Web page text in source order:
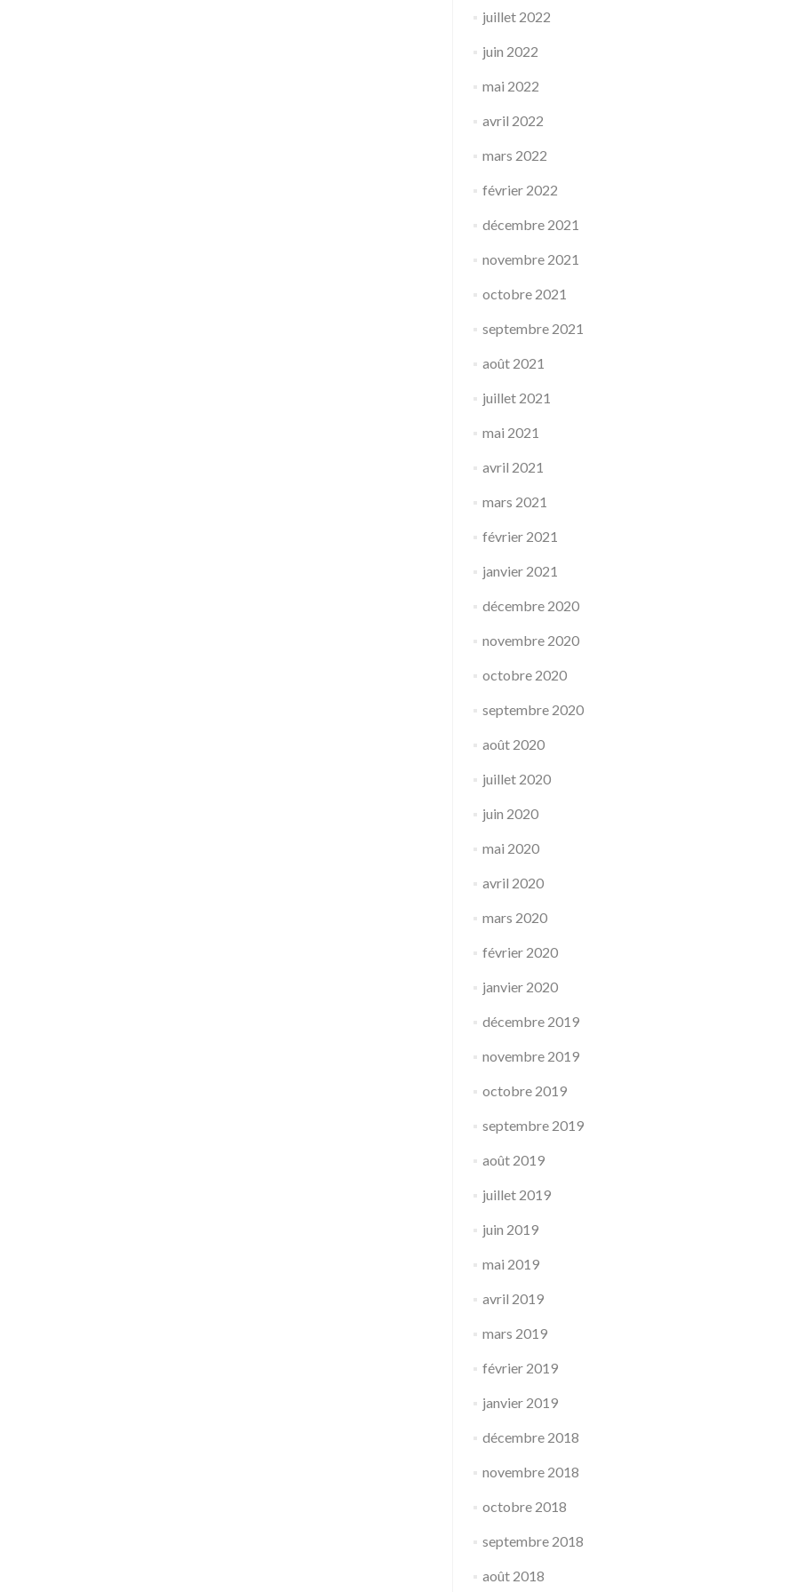
juillet 2022
juin 2022
mai 2022
avril 2022
mars 2022
février 2022
décembre 2021
novembre 2021
octobre 2021
septembre 2021
août 2021
juillet 2021
mai 2021
avril 2021
mars 2021
février 2021
janvier 2021
décembre 2020
novembre 2020
octobre 2020
septembre 2020
août 2020
juillet 2020
juin 2020
mai 2020
avril 2020
mars 2020
février 2020
janvier 2020
décembre 2019
novembre 2019
octobre 2019
septembre 2019
août 2019
juillet 2019
juin 2019
mai 2019
avril 2019
mars 2019
février 2019
janvier 2019
décembre 2018
novembre 2018
octobre 2018
septembre 2018
août 2018